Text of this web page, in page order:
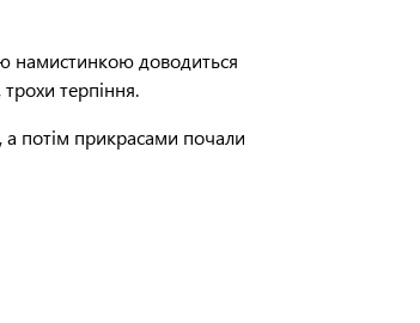
намистинкою доводиться
терпіння.
а потім прикрасами почали